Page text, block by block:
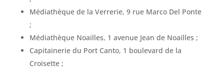
Médiathèque de la Verrerie, 9 rue Marco Del Ponte
;
Médiathèque Noailles, 1 avenue Jean de Noailles ;
Capitainerie du Port Canto, 1 boulevard de la
Croisette ;